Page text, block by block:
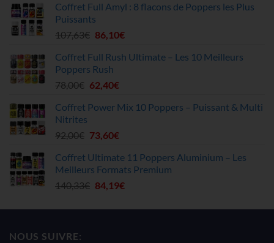
initial
était :
72,90€.
actuel
51,03€.
Coffret Full Amyl : 8 flacons de Poppers les Plus
Puissants
107,63€ Le
initial
était :
107,63€.
86,10€Le
actuel
Coffret Full Rush Ultimate – Les 10 Meilleurs
Poppers Rush
78,00€ Le
initial
78,00€.
62,40€Le
actuel
62,40€.
Coffret Power Mix 10 Poppers – Puissant & Multi
Nitrites
92,00€ Le
initial
était :
92,00€.
73,60€Le
actuel
est :
73,60€.
Coffret Ultimate 11 Poppers Aluminium – Les
Meilleurs Formats Premium
140,33€ Le
initial
84,19€Le
actuel
NOUS SUIVRE: